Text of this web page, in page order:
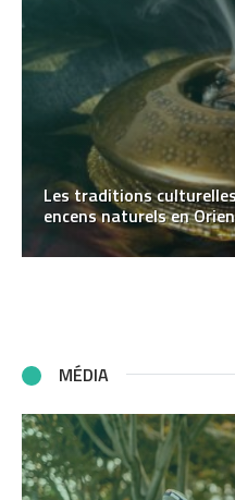
Les traditions
encens naturels en
MÉDIA